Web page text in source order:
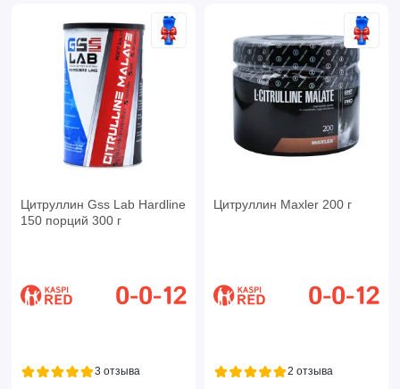
Цитруллин Gss Lab Hardline
150 порций 300 г
3 отзыва
Цитруллин Maxler 200 г
2 отзыва